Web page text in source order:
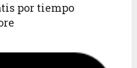
por tiempo